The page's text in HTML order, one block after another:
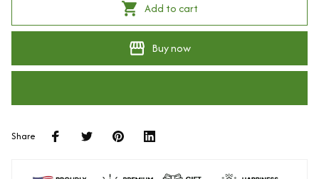
Add to cart
Buy now
Share